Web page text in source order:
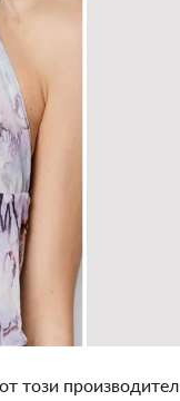
този производител